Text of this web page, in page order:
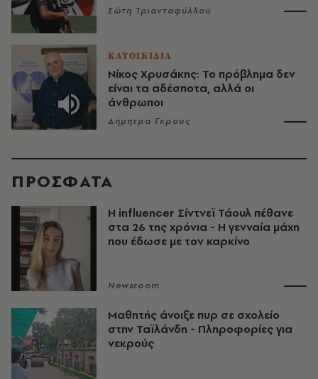
Σώτη Τριανταφύλλου
ΚΑΤΟΙΚΙΔΙΑ
Νίκος Χρυσάκης: Το πρόβλημα δεν
είναι τα αδέσποτα, αλλά οι
άνθρωποι
Δήμητρα Γκρους
ΠΡΟΣΦΑΤΑ
Η influencer Σίντνεϊ Τάουλ πέθανε
στα 26 της χρόνια - Η γενναία μάχη
που έδωσε με τον καρκίνο
Newsroom
Μαθητής άνοιξε πυρ σε σχολείο
στην Ταϊλάνδη - Πληροφορίες για
νεκρούς